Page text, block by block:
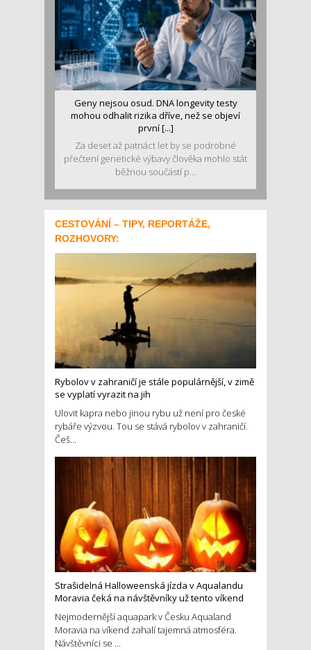
Geny nejsou osud. DNA longevity testy
mohou odhalit rizika dříve, než se objeví
první [...]
Za deset až patnáct let by se podrobné
přečtení genetické výbavy člověka mohlo stát
běžnou součástí p...
CESTOVÁNÍ – TIPY, REPORTÁŽE,
ROZHOVORY:
Rybolov v zahraničí je stále populárnější, v zimě
se vyplatí vyrazit na jih
Ulovit kapra nebo jinou rybu už není pro české
rybáře výzvou. Tou se stává rybolov v zahraničí.
Češ...
Strašidelná Halloweenská jízda v Aqualandu
Moravia čeká na návštěvníky už tento víkend
Nejmodernější aquapark v Česku Aqualand
Moravia na víkend zahalí tajemná atmosféra.
Návštěvníci se ...